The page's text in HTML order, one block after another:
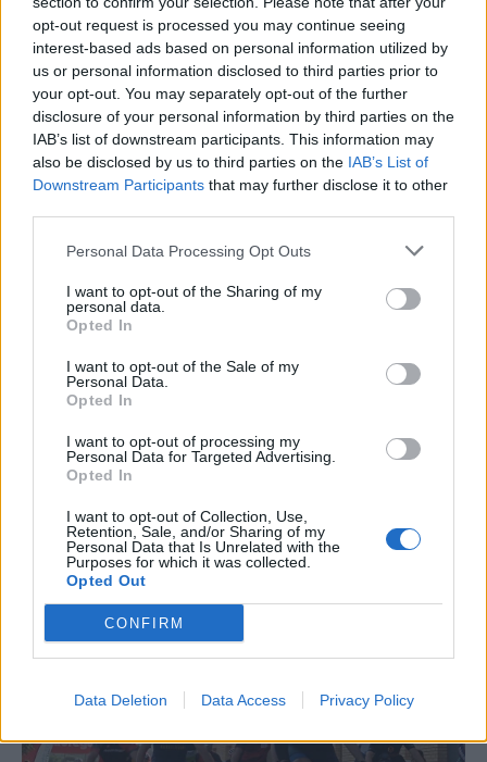
opt-out request is processed you may continue seeing
interest-based ads based on personal information utilized by
us or personal information disclosed to third parties prior to
your opt-out. You may separately opt-out of the further
disclosure of your personal information by third parties on the
IAB’s list of downstream participants. This information may
also be disclosed by us to third parties on the IAB’s List of
Downstream Participants that may further disclose it to other
Personal Data Processing Opt Outs
I want to opt-out of the Sharing of my
personal data.
Opted In
I want to opt-out of the Sale of my
Personal Data.
Opted In
I want to opt-out of processing my
Personal Data for Targeted Advertising.
Opted In
I want to opt-out of Collection, Use,
Retention, Sale, and/or Sharing of my
Personal Data that Is Unrelated with the
Purposes for which it was collected.
Opted Out
CONFIRM
Data Deletion Data Access Privacy Policy
31 de juliol de 2026
Blaumut lidera el cartell musical de les
Festes
La Cursa de l’Aldea segona d’etiqueta d’or de la
Running Sèries Terres de l’Ebre
09 maig 2026